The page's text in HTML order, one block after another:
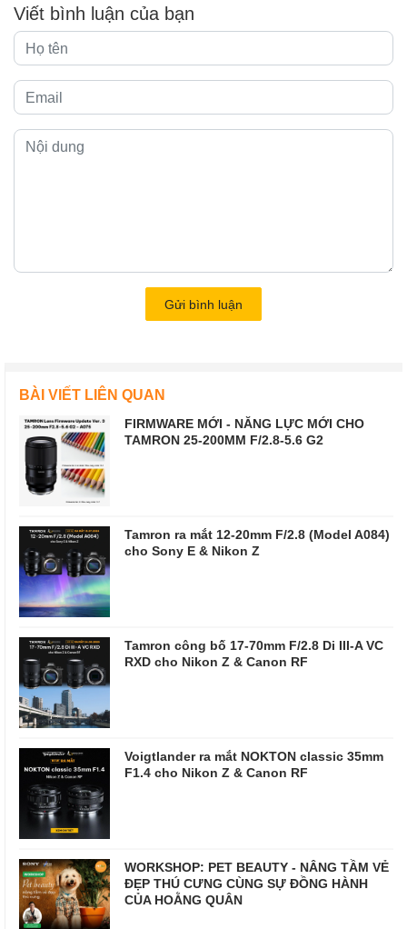
Viết bình luận của bạn
Gửi bình luận
BÀI VIẾT LIÊN QUAN
FIRMWARE MỚI - NĂNG LỰC MỚI CHO
TAMRON 25-200MM F/2.8-5.6 G2
Tamron ra mắt 12-20mm F/2.8 (Model A084)
cho Sony E & Nikon Z
Tamron công bố 17-70mm F/2.8 Di III-A VC
RXD cho Nikon Z & Canon RF
Voigtlander ra mắt NOKTON classic 35mm
F1.4 cho Nikon Z & Canon RF
WORKSHOP: PET BEAUTY - NÂNG TẦM VẺ
ĐẸP THÚ CƯNG CÙNG SỰ ĐỒNG HÀNH
CỦA HOẰNG QUÂN